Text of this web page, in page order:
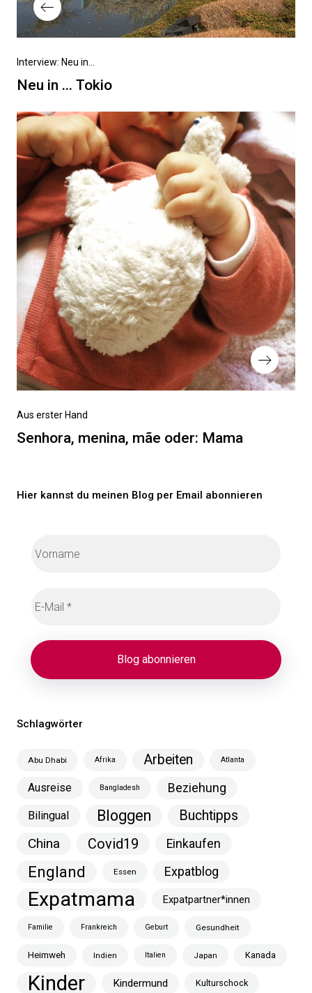
Vorheriger
Beitrag
Interview: Neu in...
Neu in ... Tokio
Nächster
Beitrag
Aus erster Hand
Senhora, menina, mãe oder: Mama
Hier kannst du meinen Blog per Email abonnieren
Schlagwörter
Abu Dhabi Afrika Arbeiten Atlanta
Ausreise Bangladesh Beziehung
Bilingual Bloggen
Buchtipps
China
Covid19 Einkaufen
England Essen Expatblog
Expatmama Expatpartner*innen
Familie Frankreich Geburt Gesundheit
Heimweh Indien Italien Japan Kanada
Kinder Kindermund Kulturschock